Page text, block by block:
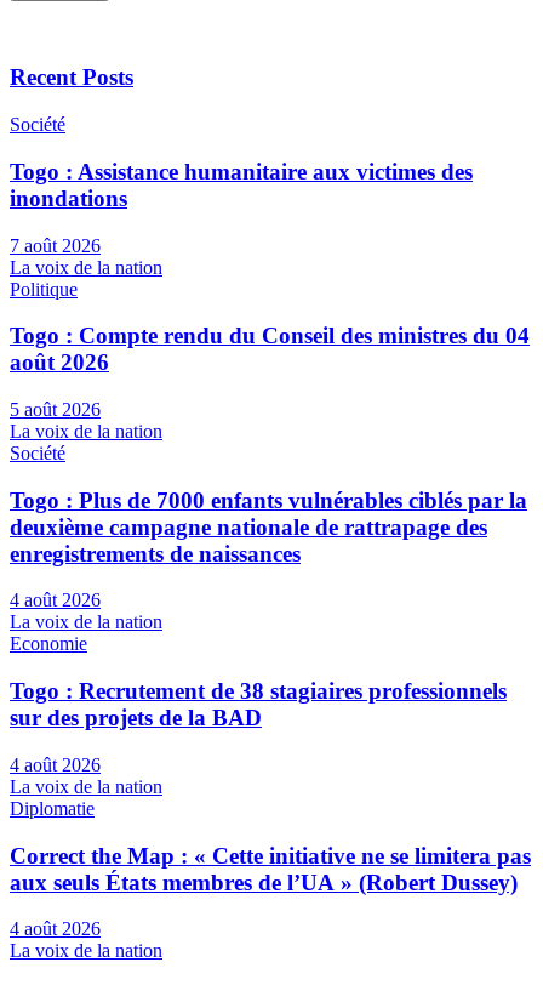
Recent Posts
Société
Togo : Assistance humanitaire aux victimes des
inondations
7 août 2026
La voix de la nation
Politique
Togo : Compte rendu du Conseil des ministres du 04
août 2026
5 août 2026
La voix de la nation
Société
Togo : Plus de 7000 enfants vulnérables ciblés par la
deuxième campagne nationale de rattrapage des
enregistrements de naissances
4 août 2026
La voix de la nation
Economie
Togo : Recrutement de 38 stagiaires professionnels
sur des projets de la BAD
4 août 2026
La voix de la nation
Diplomatie
Correct the Map : « Cette initiative ne se limitera pas
aux seuls États membres de l’UA » (Robert Dussey)
4 août 2026
La voix de la nation